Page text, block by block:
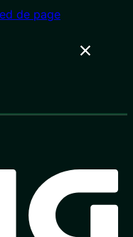
de page